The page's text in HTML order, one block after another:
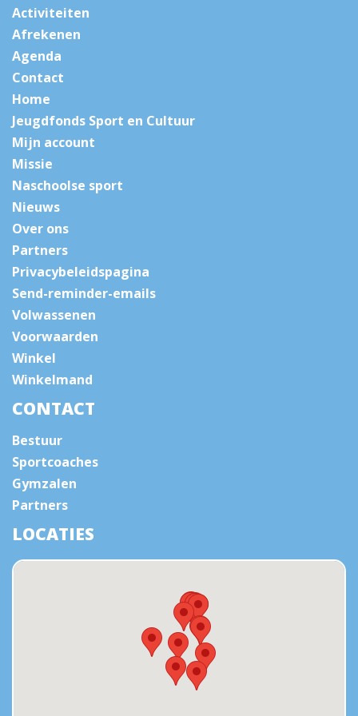
Activiteiten
Afrekenen
Agenda
Contact
Home
Jeugdfonds Sport en Cultuur
Mijn account
Missie
Naschoolse sport
Nieuws
Over ons
Partners
Privacybeleidspagina
Send-reminder-emails
Volwassenen
Voorwaarden
Winkel
Winkelmand
CONTACT
Bestuur
Sportcoaches
Gymzalen
Partners
LOCATIES